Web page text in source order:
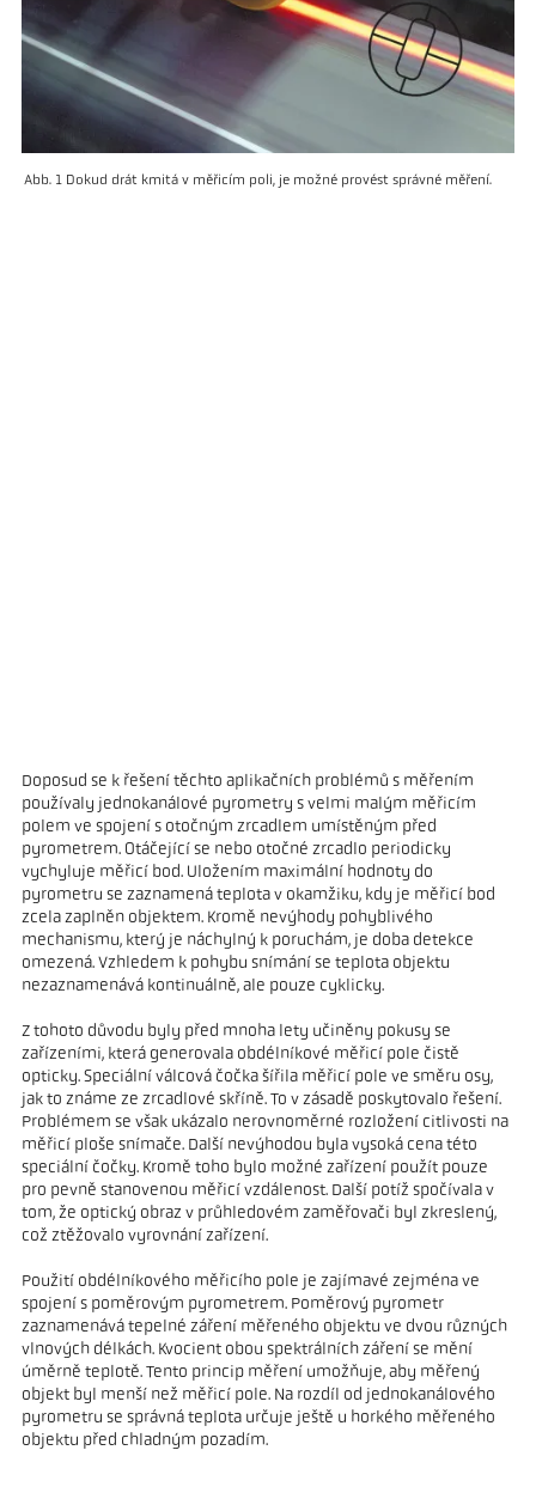
Abb. 1 Dokud drát kmitá v měřicím poli, je možné provést správné měření.
Doposud se k řešení těchto aplikačních problémů s měřením
používaly jednokanálové pyrometry s velmi malým měřicím
polem ve spojení s otočným zrcadlem umístěným před
pyrometrem. Otáčející se nebo otočné zrcadlo periodicky
vychyluje měřicí bod. Uložením maximální hodnoty do
pyrometru se zaznamená teplota v okamžiku, kdy je měřicí bod
zcela zaplněn objektem. Kromě nevýhody pohyblivého
mechanismu, který je náchylný k poruchám, je doba detekce
omezená. Vzhledem k pohybu snímání se teplota objektu
nezaznamenává kontinuálně, ale pouze cyklicky.
Z tohoto důvodu byly před mnoha lety učiněny pokusy se
zařízeními, která generovala obdélníkové měřicí pole čistě
opticky. Speciální válcová čočka šířila měřicí pole ve směru osy,
jak to známe ze zrcadlové skříně. To v zásadě poskytovalo řešení.
Problémem se však ukázalo nerovnoměrné rozložení citlivosti na
měřicí ploše snímače. Další nevýhodou byla vysoká cena této
speciální čočky. Kromě toho bylo možné zařízení použít pouze
pro pevně stanovenou měřicí vzdálenost. Další potíž spočívala v
tom, že optický obraz v průhledovém zaměřovači byl zkreslený,
což ztěžovalo vyrovnání zařízení.
Použití obdélníkového měřicího pole je zajímavé zejména ve
spojení s poměrovým pyrometrem. Poměrový pyrometr
zaznamenává tepelné záření měřeného objektu ve dvou různých
vlnových délkách. Kvocient obou spektrálních záření se mění
úměrně teplotě. Tento princip měření umožňuje, aby měřený
objekt byl menší než měřicí pole. Na rozdíl od jednokanálového
pyrometru se správná teplota určuje ještě u horkého měřeného
objektu před chladným pozadím.